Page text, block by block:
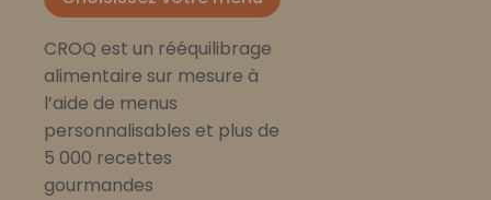
CROQ est un rééquilibrage
alimentaire sur mesure à
l’aide de menus
personnalisables et plus de
5 000 recettes
gourmandes